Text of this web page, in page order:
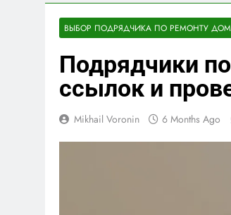
ВЫБОР ПОДРЯДЧИКА ПО РЕМОНТУ
Подрядчики
ссылок и
Mikhail Voronin 6 Months Ago